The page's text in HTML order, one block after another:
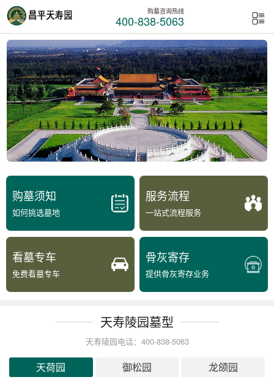
购墓咨询热线
400-838-5063
购墓须知
如何挑选墓地
服务流程
一站式流程服务
看墓专车
免费看墓专车
骨灰寄存
提供骨灰寄存业务
天寿陵园墓型
天寿陵园电话：400-838-5063
天荷园 御松园 龙颌园